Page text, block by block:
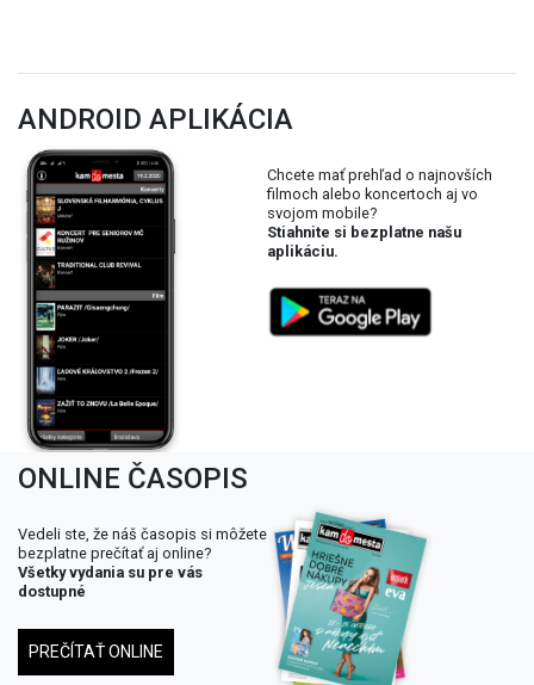
ANDROID APLIKÁCIA
Chcete mať prehľad o najnovších
filmoch alebo koncertoch aj vo
svojom mobile?
Stiahnite si bezplatne našu
aplikáciu.
ONLINE ČASOPIS
Vedeli ste, že náš časopis si môžete
bezplatne prečítať aj online?
Všetky vydania su pre vás
dostupné
PREČÍTAŤ ONLINE